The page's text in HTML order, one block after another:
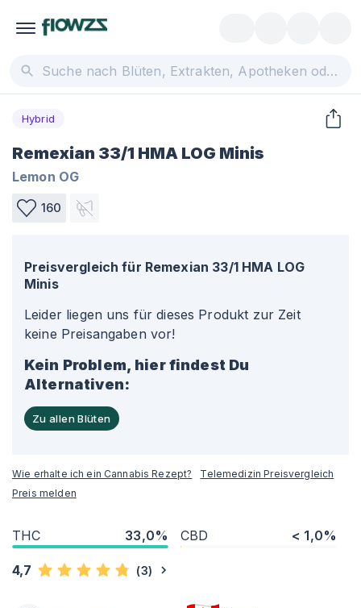
Hybrid
Remexian 33/1 HMA LOG Minis
Lemon OG
160
Preisvergleich für Remexian 33/1 HMA LOG
Minis
Leider liegen uns für dieses Produkt zur Zeit
keine Preisangaben vor!
Kein Problem, hier findest Du
Alternativen:
Zu allen Blüten
Wie erhalte ich ein Cannabis Rezept?
Telemedizin Preisvergleich
Preis melden
THC 33,0% CBD < 1,0%
4,7 (3)